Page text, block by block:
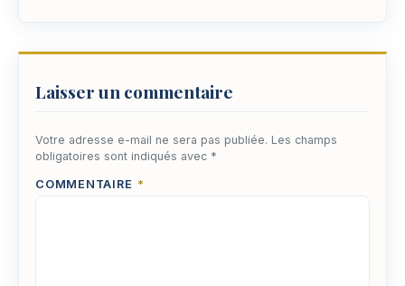
Laisser un commentaire
Votre adresse e-mail ne sera pas publiée. Les champs
obligatoires sont indiqués avec *
COMMENTAIRE *